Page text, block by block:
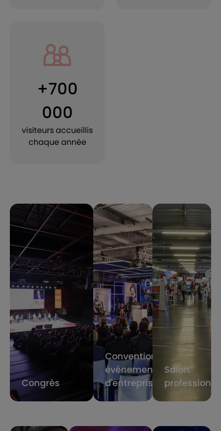
+700
000
visiteurs accueillis
chaque année
Congrès
Convention,
événement
d'entreprise
Salon